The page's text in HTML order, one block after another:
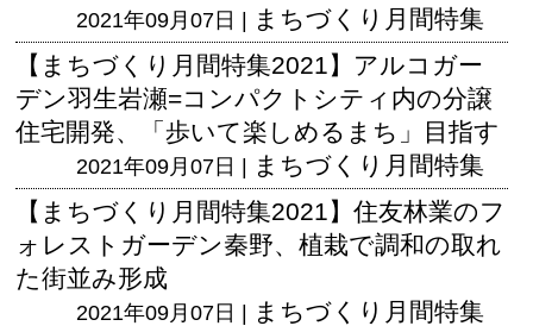
2021年09月07日 | まちづくり月間特集
【まちづくり月間特集2021】アルコガー
デン羽生岩瀬=コンパクトシティ内の分譲
住宅開発、「歩いて楽しめるまち」目指す
2021年09月07日 | まちづくり月間特集
【まちづくり月間特集2021】住友林業のフ
ォレストガーデン秦野、植栽で調和の取れ
た街並み形成
2021年09月07日 | まちづくり月間特集